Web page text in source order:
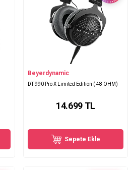
Beyerdynamic
DT 990 Pro X Limited Edition ( 48 OHM)
14.699TL
Sepete Ekle